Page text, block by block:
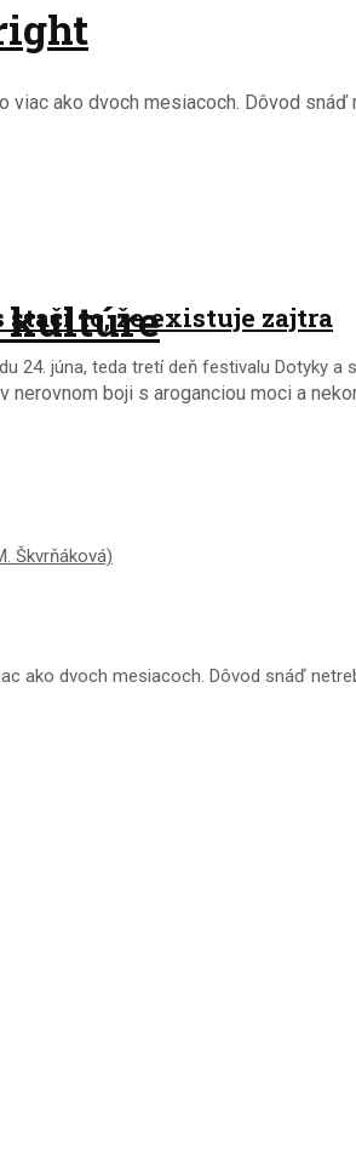
viac ako dvoch mesiacoch. Dôvod
kultúre
nerovnom boji s aroganciou moci a
stačí to, že existuje zajtra
24. júna, teda tretí deň festivalu Dotyky
ako dvoch mesiacoch. Dôvod snáď